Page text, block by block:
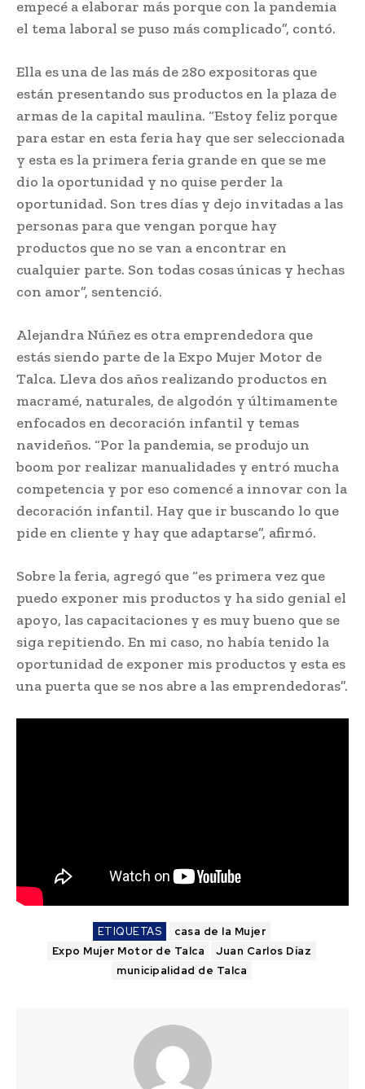
empecé a elaborar más porque con la pandemia
el tema laboral se puso más complicado”, contó.
Ella es una de las más de 280 expositoras que
están presentando sus productos en la plaza de
armas de la capital maulina. “Estoy feliz porque
para estar en esta feria hay que ser seleccionada
y esta es la primera feria grande en que se me
dio la oportunidad y no quise perder la
oportunidad. Son tres días y dejo invitadas a las
personas para que vengan porque hay
productos que no se van a encontrar en
cualquier parte. Son todas cosas únicas y hechas
con amor”, sentenció.
Alejandra Núñez es otra emprendedora que
estás siendo parte de la Expo Mujer Motor de
Talca. Lleva dos años realizando productos en
macramé, naturales, de algodón y últimamente
enfocados en decoración infantil y temas
navideños. “Por la pandemia, se produjo un
boom por realizar manualidades y entró mucha
competencia y por eso comencé a innovar con la
decoración infantil. Hay que ir buscando lo que
pide en cliente y hay que adaptarse”, afirmó.
Sobre la feria, agregó que “es primera vez que
puedo exponer mis productos y ha sido genial el
apoyo, las capacitaciones y es muy bueno que se
siga repitiendo. En mi caso, no había tenido la
oportunidad de exponer mis productos y esta es
una puerta que se nos abre a las emprendedoras”.
ETIQUETAS
casa de la Mujer
Expo Mujer Motor de Talca
Juan Carlos Díaz
municipalidad de Talca